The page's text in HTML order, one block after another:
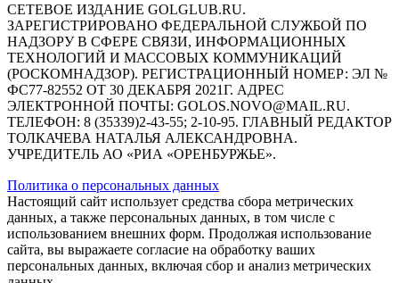
СЕТЕВОЕ ИЗДАНИЕ GOLGLUB.RU.
ЗАРЕГИСТРИРОВАНО ФЕДЕРАЛЬНОЙ СЛУЖБОЙ ПО
НАДЗОРУ В СФЕРЕ СВЯЗИ, ИНФОРМАЦИОННЫХ
ТЕХНОЛОГИЙ И МАССОВЫХ КОММУНИКАЦИЙ
(РОСКОМНАДЗОР). РЕГИСТРАЦИОННЫЙ НОМЕР: ЭЛ №
ФС77-82552 ОТ 30 ДЕКАБРЯ 2021Г. АДРЕС
ЭЛЕКТРОННОЙ ПОЧТЫ: GOLOS.NOVO@MAIL.RU.
ТЕЛЕФОН: 8 (35339)2-43-55; 2-10-95. ГЛАВНЫЙ РЕДАКТОР
ТОЛКАЧЕВА НАТАЛЬЯ АЛЕКСАНДРОВНА.
УЧРЕДИТЕЛЬ АО «РИА «ОРЕНБУРЖЬЕ».
Политика о персональных данных
Настоящий сайт использует средства сбора метрических
данных, а также персональных данных, в том числе с
использованием внешних форм. Продолжая использование
сайта, вы выражаете согласие на обработку ваших
персональных данных, включая сбор и анализ метрических